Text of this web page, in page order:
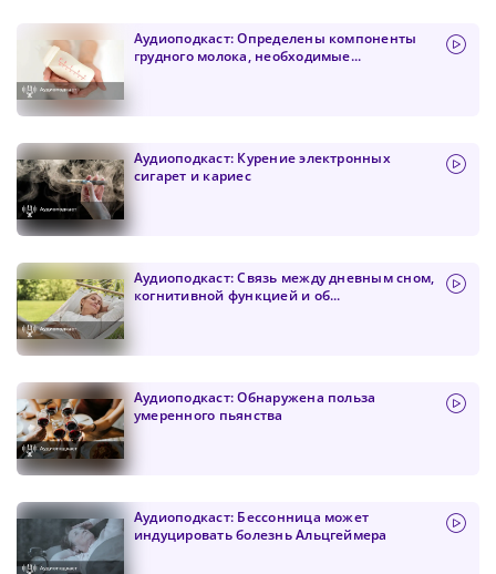
Аудиоподкаст: Определены компоненты
грудного молока, необходимые...
Аудиоподкаст: Курение электронных
сигарет и кариес
Аудиоподкаст: Связь между дневным сном,
когнитивной функцией и об...
Аудиоподкаст: Обнаружена польза
умеренного пьянства
Аудиоподкаст: Бессонница может
индуцировать болезнь Альцгеймера